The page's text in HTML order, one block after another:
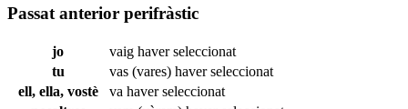
Passat anterior perifràstic
jo vaig haverseleccionat
tu
vas (vares) haverseleccionat
ell, ella, vostè
va haverseleccionat